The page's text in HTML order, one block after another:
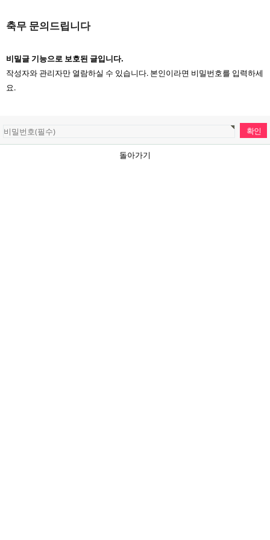
축무 문의드립니다
비밀글 기능으로 보호된 글입니다.
작성자와 관리자만 열람하실 수 있습니다. 본인이라면 비밀번호를 입력하세
요.
돌아가기